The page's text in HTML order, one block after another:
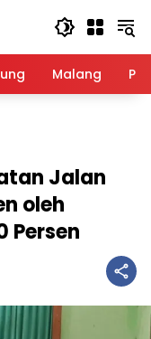
Malang
Jalan
oleh
Persen